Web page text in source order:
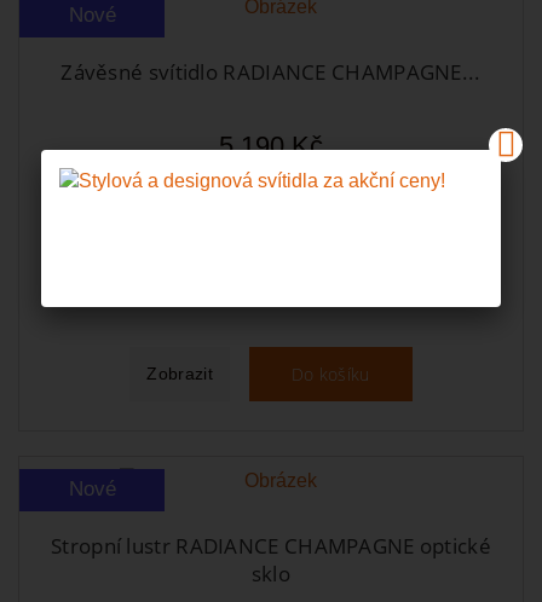
Nové
Závěsné svítidlo RADIANCE CHAMPAGNE...
5 190 Kč
Koupit s kódem:
Zobrazit Do košíku
Nové
Stropní lustr RADIANCE CHAMPAGNE optické
sklo